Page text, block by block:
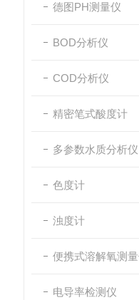
德图PH测量仪
BOD分析仪
COD分析仪
精密笔式酸度计
多参数水质分析仪
色度计
浊度计
便携式溶解氧测
电导率检测仪